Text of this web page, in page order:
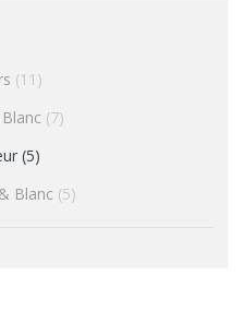
(11)
(7)
(5)
Blanc (5)